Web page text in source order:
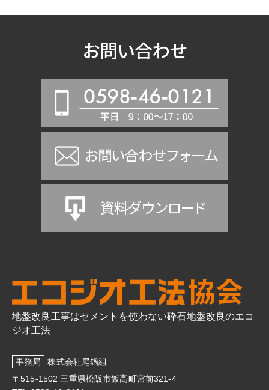
お問い合わせ
地盤改良工事はセメントを使わない砕石地盤改良のエコ
ジオ工法
事務局
株式会社尾鍋組
〒515-1502 三重県松阪市飯高町宮前321-4